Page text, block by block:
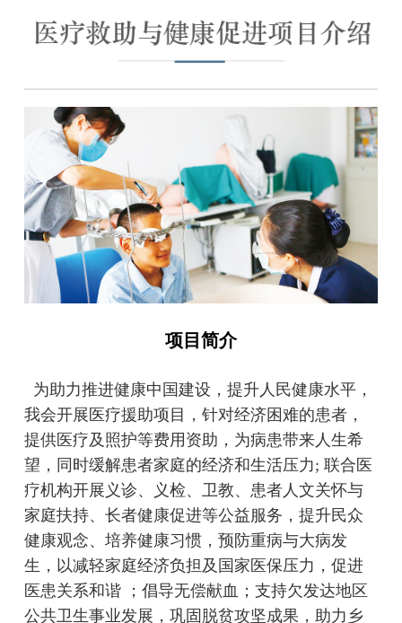
项目简介
为助力推进健康中国建设，提升人民健康水平，
我会开展医疗援助项目，针对经济困难的患者，
提供医疗及照护等费用资助，为病患带来人生希
望，同时缓解患者家庭的经济和生活压力; 联合医
疗机构开展义诊、义检、卫教、患者人文关怀与
家庭扶持、长者健康促进等公益服务，提升民众
健康观念、培养健康习惯，预防重病与大病发
生，以减轻家庭经济负担及国家医保压力，促进
医患关系和谐 ；倡导无偿献血；支持欠发达地区
公共卫生事业发展，巩固脱贫攻坚成果，助力乡